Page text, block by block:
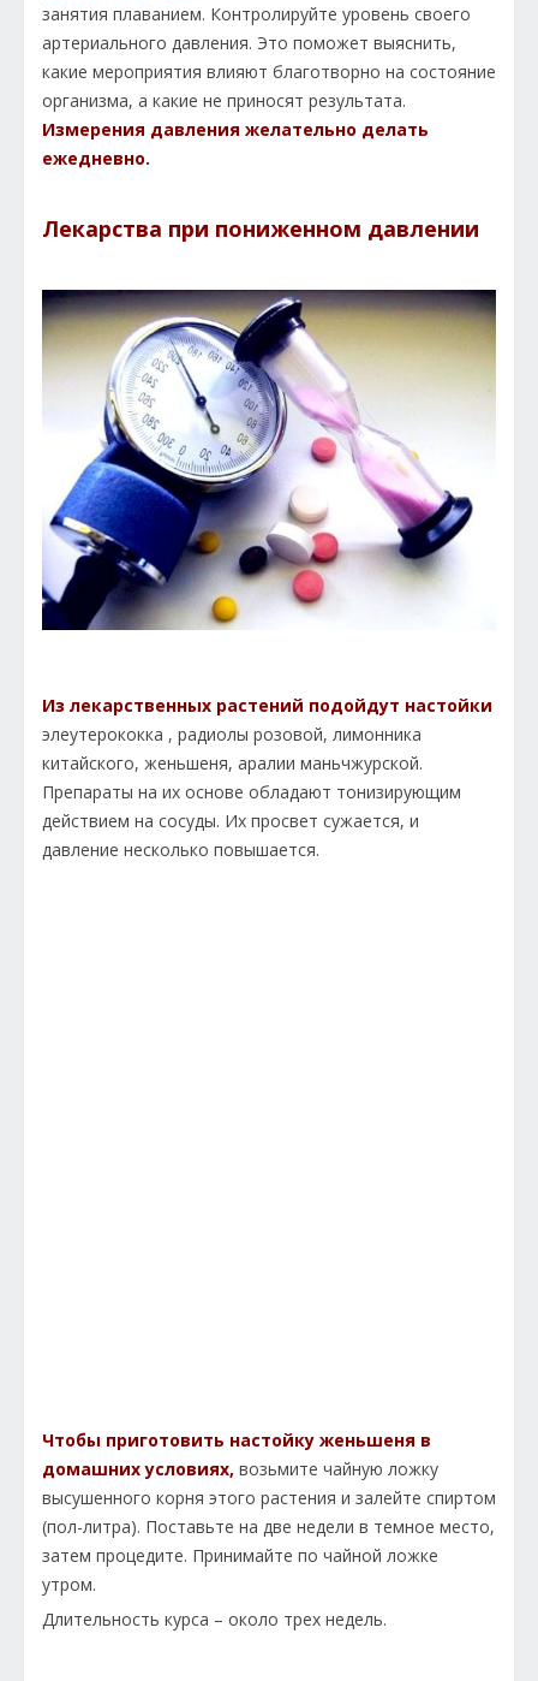
занятия плаванием. Контролируйте уровень своего
артериального давления. Это поможет выяснить,
какие мероприятия влияют благотворно на состояние
организма, а какие не приносят результата.
Измерения давления желательно делать
ежедневно.
Лекарства при пониженном давлении
Из лекарственных растений подойдут настойки
элеутерококка , радиолы розовой, лимонника
китайского, женьшеня, аралии маньчжурской.
Препараты на их основе обладают тонизирующим
действием на сосуды. Их просвет сужается, и
давление несколько повышается.
Чтобы приготовить настойку женьшеня в
домашних условиях, возьмите чайную ложку
высушенного корня этого растения и залейте спиртом
(пол-литра). Поставьте на две недели в темное место,
затем процедите. Принимайте по чайной ложке
утром.
Длительность курса – около трех недель.